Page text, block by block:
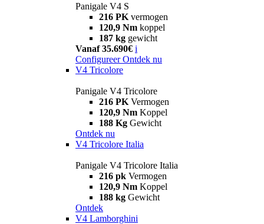
Panigale V4 S
216 PK vermogen
120,9 Nm koppel
187 kg gewicht
Vanaf 35.690€ i
Configureer Ontdek nu
V4 Tricolore
Panigale V4 Tricolore
216 PK Vermogen
120,9 Nm Koppel
188 Kg Gewicht
Ontdek nu
V4 Tricolore Italia
Panigale V4 Tricolore Italia
216 pk Vermogen
120,9 Nm Koppel
188 kg Gewicht
Ontdek
V4 Lamborghini